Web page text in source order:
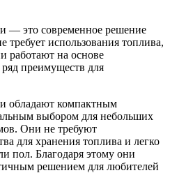
— это современное решение
требует использования топлива,
работают на основе
ряд преимуществ для
обладают компактным
выбором для небольших
Они не требуют
для хранения топлива и легко
пол. Благодаря этому они
решением для любителей